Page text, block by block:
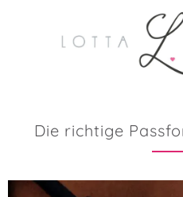
Die richtige